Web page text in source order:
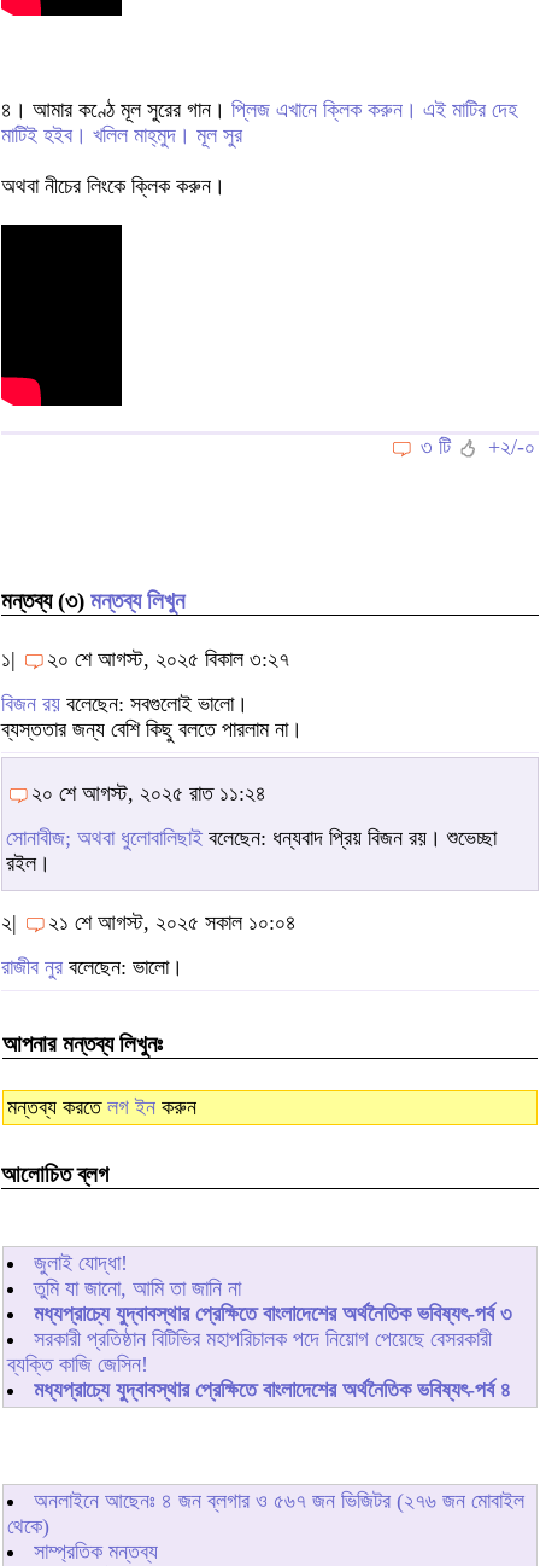
৪। আমার কণ্ঠে মূল সুরের গান। প্লিজ এখানে ক্লিক করুন। এই মাটির দেহ
মাটিই হইব। খলিল মাহ্‌মুদ। মূল সুর
অথবা নীচের লিংকে ক্লিক করুন।
৩ টি +২/-০
মন্তব্য (৩) মন্তব্য লিখুন
১|
২০ শে আগস্ট, ২০২৫ বিকাল ৩:২৭
বিজন রয় বলেছেন: সবগুলোই ভালো।
ব্যস্ততার জন্য বেশি কিছু বলতে পারলাম না।
২০ শে আগস্ট, ২০২৫ রাত ১১:২৪
সোনাবীজ; অথবা ধুলোবালিছাই বলেছেন: ধন্যবাদ প্রিয় বিজন রয়। শুভেচ্ছা
রইল।
২|
২১ শে আগস্ট, ২০২৫ সকাল ১০:০৪
রাজীব নুর বলেছেন: ভালো।
আপনার মন্তব্য লিখুনঃ
মন্তব্য করতে লগ ইন করুন
আলোচিত ব্লগ
জুলাই যোদ্ধা!
তুমি যা জানো, আমি তা জানি না
মধ্যপ্রাচ্যে যুদ্বাবস্থার প্রেক্ষিতে বাংলাদেশের অর্থনৈতিক ভবিষ্যৎ-পর্ব ৩
সরকারী প্রতিষ্ঠান বিটিভির মহাপরিচালক পদে নিয়োগ পেয়েছে বেসরকারী
ব্যক্তি কাজি জেসিন!
মধ্যপ্রাচ্যে যুদ্বাবস্থার প্রেক্ষিতে বাংলাদেশের অর্থনৈতিক ভবিষ্যৎ-পর্ব ৪
অনলাইনে আছেনঃ ৪ জন ব্লগার ও ৫৬৭ জন ভিজিটর (২৭৬ জন মোবাইল
থেকে)
সাম্প্রতিক মন্তব্য